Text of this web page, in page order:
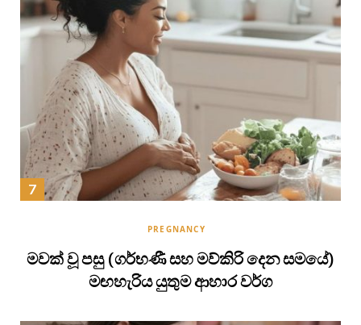
PREGNANCY
මවක් වූ පසු (ගර්භණී සහ මව්කිරි දෙන සමයේ)
මඟහැරිය යුතුම ආහාර වර්ග